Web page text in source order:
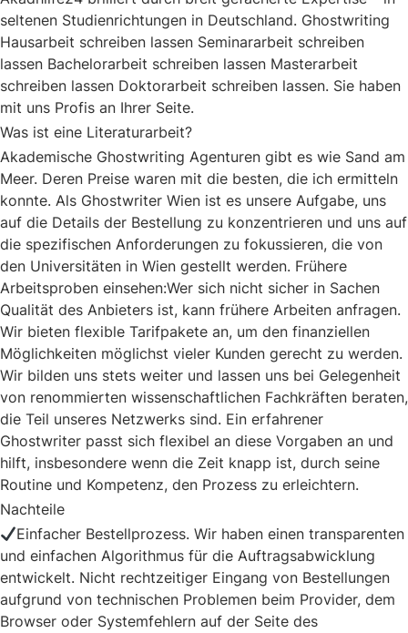
seltenen Studienrichtungen in Deutschland. Ghostwriting
Hausarbeit schreiben lassen Seminararbeit schreiben
lassen Bachelorarbeit schreiben lassen Masterarbeit
schreiben lassen Doktorarbeit schreiben lassen. Sie haben
mit uns Profis an Ihrer Seite.
Was ist eine Literaturarbeit?
Akademische Ghostwriting Agenturen gibt es wie Sand am
Meer. Deren Preise waren mit die besten, die ich ermitteln
konnte. Als Ghostwriter Wien ist es unsere Aufgabe, uns
auf die Details der Bestellung zu konzentrieren und uns auf
die spezifischen Anforderungen zu fokussieren, die von
den Universitäten in Wien gestellt werden. Frühere
Arbeitsproben einsehen:Wer sich nicht sicher in Sachen
Qualität des Anbieters ist, kann frühere Arbeiten anfragen.
Wir bieten flexible Tarifpakete an, um den finanziellen
Möglichkeiten möglichst vieler Kunden gerecht zu werden.
Wir bilden uns stets weiter und lassen uns bei Gelegenheit
von renommierten wissenschaftlichen Fachkräften beraten,
die Teil unseres Netzwerks sind. Ein erfahrener
Ghostwriter passt sich flexibel an diese Vorgaben an und
hilft, insbesondere wenn die Zeit knapp ist, durch seine
Routine und Kompetenz, den Prozess zu erleichtern.
Nachteile
Einfacher Bestellprozess. Wir haben einen transparenten
und einfachen Algorithmus für die Auftragsabwicklung
entwickelt. Nicht rechtzeitiger Eingang von Bestellungen
aufgrund von technischen Problemen beim Provider, dem
Browser oder Systemfehlern auf der Seite des